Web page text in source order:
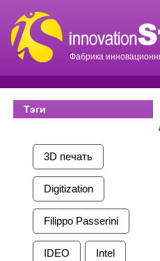
Фабрика
Тэги
3D печать
Digitization
Filippo Passerini
IDEO Intel